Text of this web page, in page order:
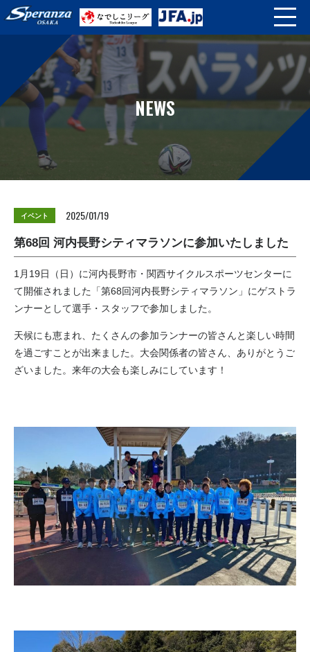
NEWS
イベント 2025/01/19
第68回 河内長野シティマラソンに参加いたしました
1月19日（日）に河内長野市・関西サイクルスポーツセンターに
て開催されました「第68回河内長野シティマラソン」にゲストラ
ンナーとして選手・スタッフで参加しました。
天候にも恵まれ、たくさんの参加ランナーの皆さんと楽しい時間
を過ごすことが出来ました。大会関係者の皆さん、ありがとうご
ざいました。来年の大会も楽しみにしています！